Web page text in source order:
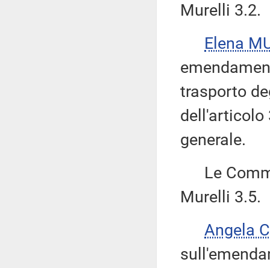
Murelli 3.2.
Elena
trasporto
dell'articolo
generale.
Le
Murelli 3.5.
Angela